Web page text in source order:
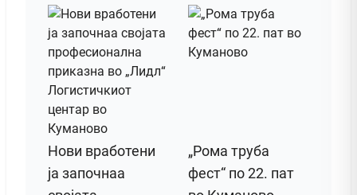
Нови вработени
ја започнаа
„Рома труба
фест“ по 22. пат